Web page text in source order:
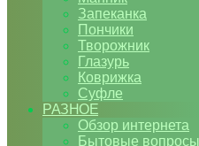
Запеканка
Пончики
Творожник
Глазурь
Коврижка
Суфле
РАЗНОЕ
Обзор интернета
Бытовые вопросы